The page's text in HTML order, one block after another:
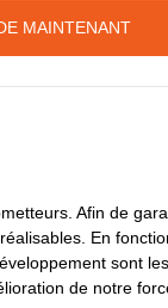
MAINTENANT
Afin de
En
sont
de notre